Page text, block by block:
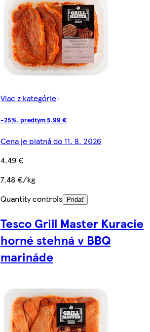
Viac z kategórie
-25%, predtým 5,99 €
Cena je platná do 11. 8. 2026
4,49 €
7,48 €/kg
Quantity controls
Pridať
Tesco Grill Master Kuracie
horné stehná v BBQ
marináde